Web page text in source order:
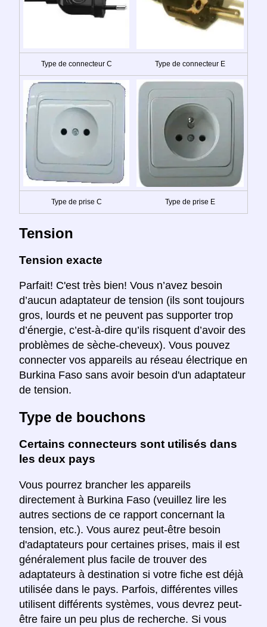
Type de connecteur C Type de connecteur E
Type de prise C Type de prise E
Tension
Tension exacte
Parfait! C'est très bien! Vous n’avez besoin
d’aucun adaptateur de tension (ils sont toujours
gros, lourds et ne peuvent pas supporter trop
d’énergie, c’est-à-dire qu’ils risquent d’avoir des
problèmes de sèche-cheveux). Vous pouvez
connecter vos appareils au réseau électrique en
Burkina Faso sans avoir besoin d'un adaptateur
de tension.
Type de bouchons
Certains connecteurs sont utilisés dans
les deux pays
Vous pourrez brancher les appareils
directement à Burkina Faso (veuillez lire les
autres sections de ce rapport concernant la
tension, etc.). Vous aurez peut-être besoin
d'adaptateurs pour certaines prises, mais il est
généralement plus facile de trouver des
adaptateurs à destination si votre fiche est déjà
utilisée dans le pays. Parfois, différentes villes
utilisent différents systèmes, vous devrez peut-
être faire un peu plus de recherche. Si vous